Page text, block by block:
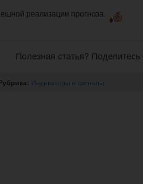
реализации прогноза.
Полезная статья?
Индикаторы и сигналы